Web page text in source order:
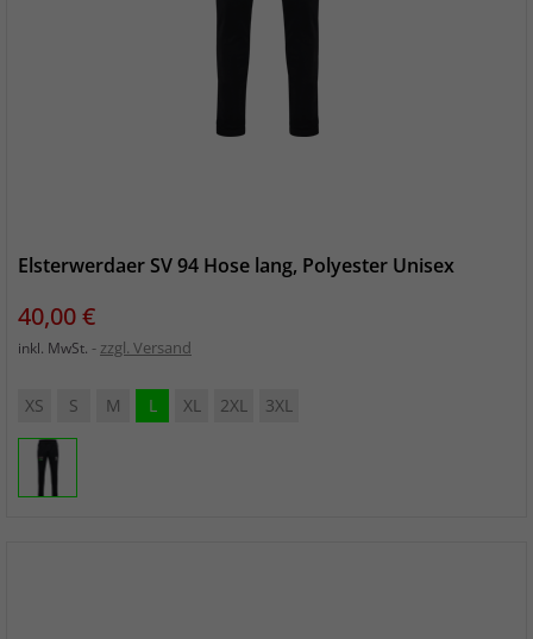
Elsterwerdaer SV 94 Hose lang, Polyester Unisex
Preis
40,00 €
inkl. MwSt. zzgl. Versand
XS S M L XL 2XL 3XL